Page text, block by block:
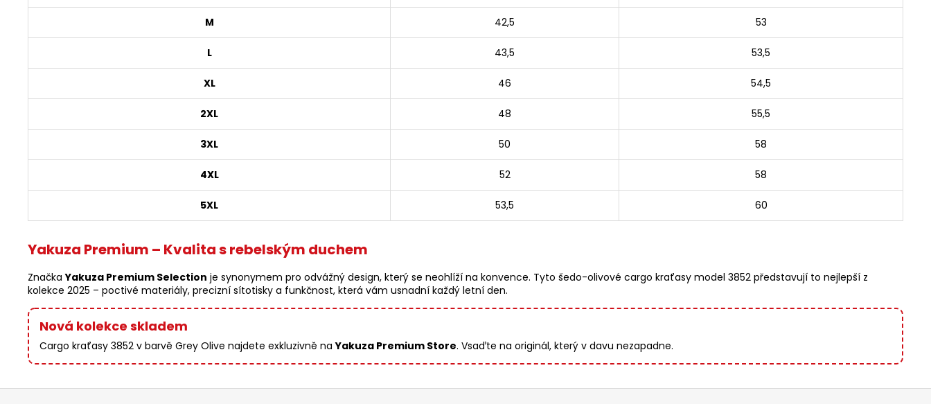
M 42,5 53
L 43,5 53,5
XL 46 54,5
2XL 48 55,5
3XL 50 58
4XL 52 58
5XL 53,5 60
Yakuza Premium – Kvalita s rebelským duchem
ZnačkaYakuza Premium Selection je synonymem pro odvážný design, který se neohlíží na konvence. Tyto šedo-olivové cargo kraťasy model 3852 představují to nejlepší z
kolekce 2025 – poctivé materiály, precizní sítotisky a funkčnost, která vám usnadní každý letní den.
Nová kolekce skladem
Cargo kraťasy 3852 v barvě Grey Olive najdete exkluzivně naYakuza Premium Store. Vsaďte na originál, který v davu nezapadne.